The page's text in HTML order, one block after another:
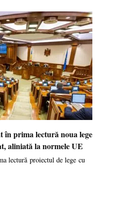
în prima lectură noua lege
aliniată la normele UE
lectură proiectul de lege cu